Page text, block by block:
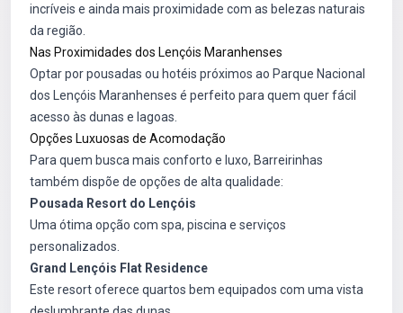
incríveis e ainda mais proximidade com as belezas naturais
da região.
Nas Proximidades dos Lençóis Maranhenses
Optar por pousadas ou hotéis próximos ao Parque Nacional
dos Lençóis Maranhenses é perfeito para quem quer fácil
acesso às dunas e lagoas.
Opções Luxuosas de Acomodação
Para quem busca mais conforto e luxo, Barreirinhas
também dispõe de opções de alta qualidade:
Pousada Resort do Lençóis
Uma ótima opção com spa, piscina e serviços
personalizados.
Grand Lençóis Flat Residence
Este resort oferece quartos bem equipados com uma vista